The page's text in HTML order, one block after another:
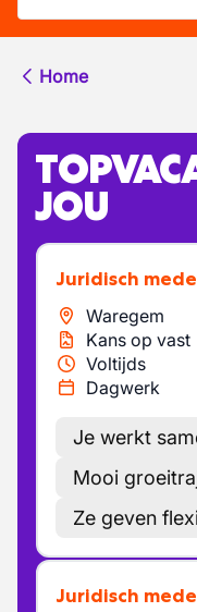
Home
JOU
Juridisch
Waregem
Kans op vast
Voltijds
Dagwerk
Je werkt
Mooi
Ze geven
Juridisch